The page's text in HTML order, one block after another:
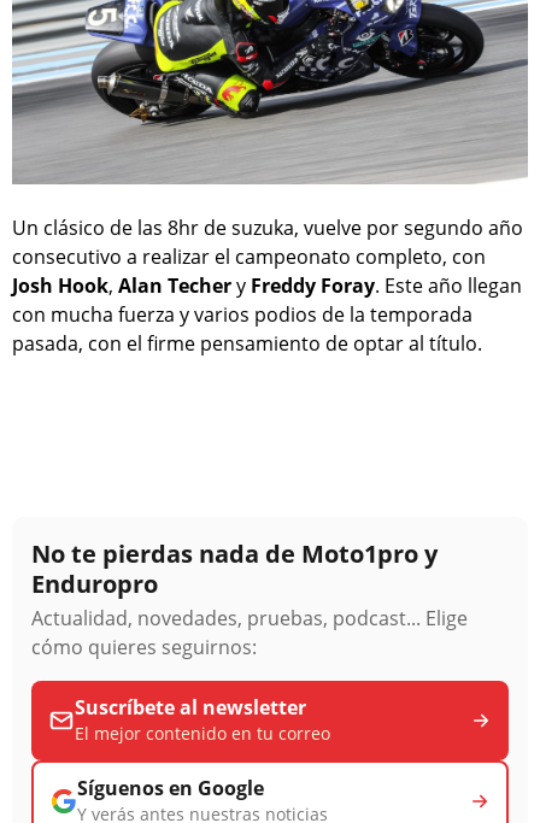
Un clásico de las 8hr de suzuka, vuelve por segundo año
consecutivo a realizar el campeonato completo, con
Josh Hook, Alan Techery Freddy Foray. Este año llegan
con mucha fuerza y varios podios de la temporada
pasada, con el firme pensamiento de optar al título.
No te pierdas nada de Moto1pro y
Enduropro
Actualidad, novedades, pruebas, podcast... Elige
cómo quieres seguirnos:
Suscríbete al newsletter
El mejor contenido en tu correo
Síguenos en Google
Y verás antes nuestras noticias